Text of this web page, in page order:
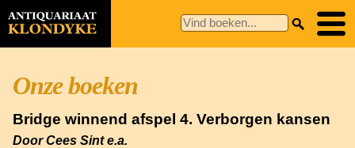
Onze boeken
Bridge winnend afspel 4. Verborgen kansen
Door Cees Sint e.a.